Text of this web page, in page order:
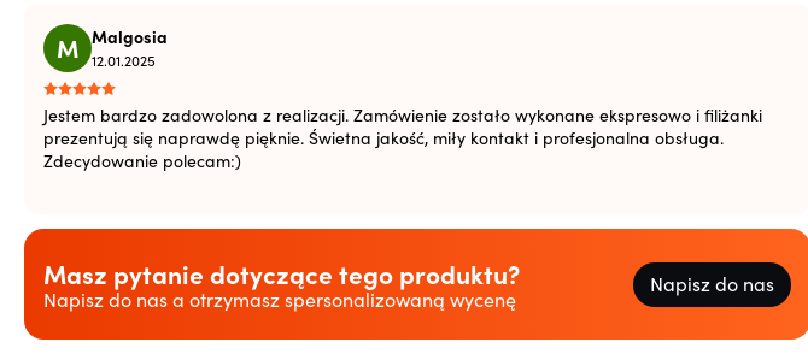
Organic druk transferowy na jednej stronie 55×120 mm
Sensitive Touch na dwóch stronach 55×120 mm
Sensitive Touch na jednej stronie 55×120 mm
M Malgosia
12.01.2025
Jestem bardzo zadowolona z realizacji. Zamówienie zostało wykonane ekspresowo i filiżanki
prezentują się naprawdę pięknie. Świetna jakość, miły kontakt i profesjonalna obsługa.
Zdecydowanie polecam:)
Masz pytanie dotyczące tego produktu?
Napisz do nas a otrzymasz spersonalizowaną wycenę
Napisz do nas